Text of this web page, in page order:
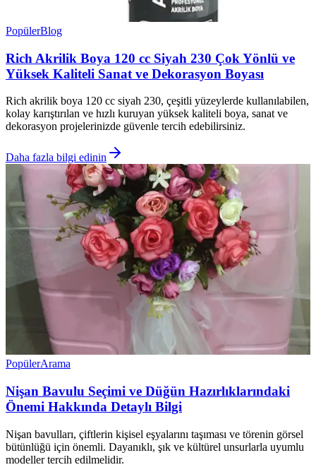
PopülerBlog
Rich Akrilik Boya 120 cc Siyah 230 Çok Yönlü ve
Yüksek Kaliteli Sanat ve Dekorasyon Boyası
Rich akrilik boya 120 cc siyah 230, çeşitli yüzeylerde kullanılabilen,
kolay karıştırılan ve hızlı kuruyan yüksek kaliteli boya, sanat ve
dekorasyon projelerinizde güvenle tercih edebilirsiniz.
Daha fazla bilgi edinin
PopülerArama
Nişan Bavulu Seçimi ve Düğün Hazırlıklarındaki
Önemi Hakkında Detaylı Bilgi
Nişan bavulları, çiftlerin kişisel eşyalarını taşıması ve törenin görsel
bütünlüğü için önemli. Dayanıklı, şık ve kültürel unsurlarla uyumlu
modeller tercih edilmelidir.